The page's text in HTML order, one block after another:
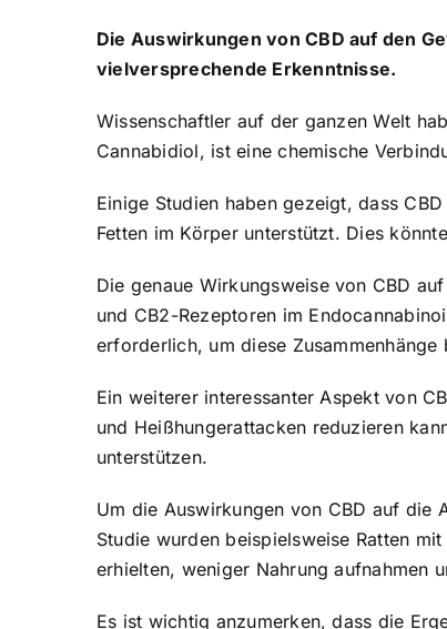
Die Auswirkungen von CBD auf den
vielversprechende Erkenntnisse.
Wissenschaftler auf der ganzen Welt
Cannabidiol, ist eine chemische
Einige Studien haben gezeigt, dass
Fetten im Körper unterstützt. Dies
Die genaue Wirkungsweise von CBD
und CB2-Rezeptoren im
erforderlich, um diese Zusammenhänge
Ein weiterer interessanter Aspekt von
und Heißhungerattacken reduzieren
unterstützen.
Um die Auswirkungen von CBD auf die
Studie wurden beispielsweise Ratten
erhielten, weniger Nahrung aufnahmen
Es ist wichtig anzumerken, dass die